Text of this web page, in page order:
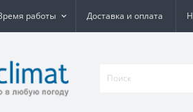
работы Доставка и оплата